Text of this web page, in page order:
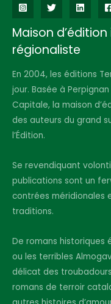
Maison
régionaliste
En 2004, les éditions
jour. Basée à
Capitale, la maison
des auteurs du grand
l’Édition.
Se revendiquant
publications sont un
contrées méridionales
traditions.
De romans historiques
ou les terribles
délicat des
romans de terroir